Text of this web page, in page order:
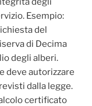
Esempio:
del
di Decima
degli alberi.
deve autorizzare
dalla legge.
certificato